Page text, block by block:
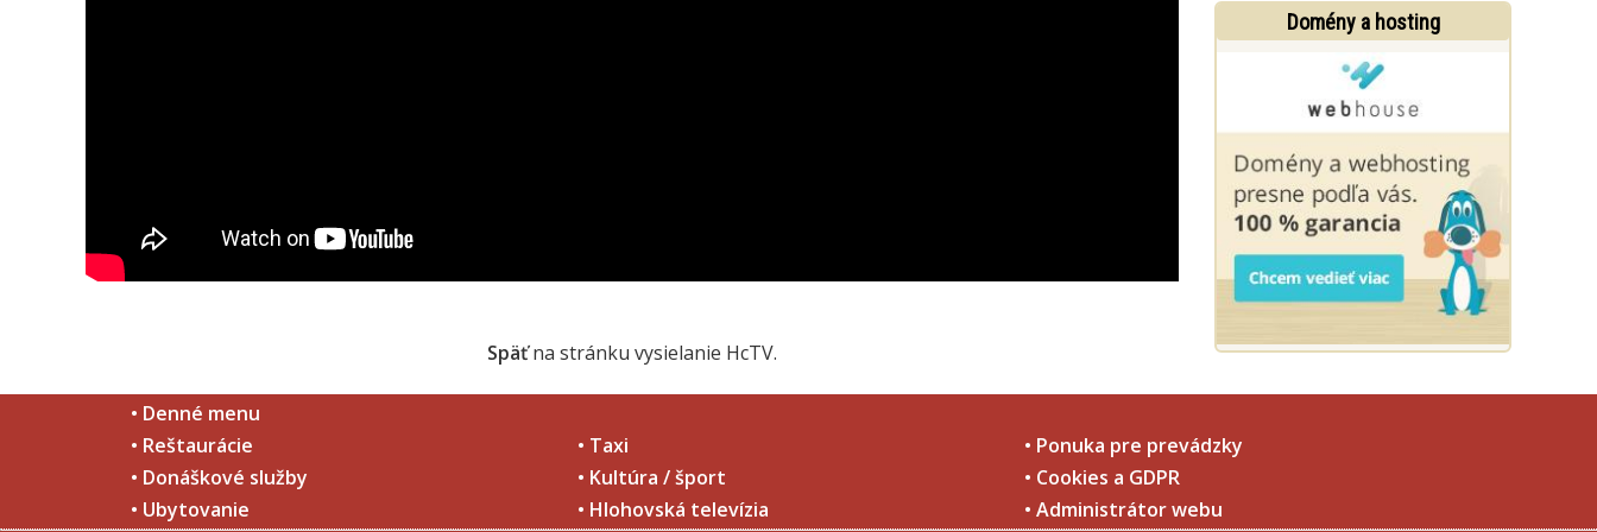
Späťna stránku vysielanie HcTV.
Domény a hosting
• Denné menu
• Reštaurácie
• Donáškové služby
• Ubytovanie
• Taxi
• Kultúra / šport
• Hlohovská televízia
• Ponuka pre prevádzky
• Cookies a GDPR
• Administrátor webu